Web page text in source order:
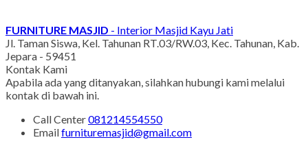
FURNITURE MASJID - Interior Masjid Kayu Jati
Jl. Taman Siswa, Kel. Tahunan RT.03/RW.03, Kec. Tahunan, Kab.
Jepara - 59451
Kontak Kami
Apabila ada yang ditanyakan, silahkan hubungi kami melalui
kontak di bawah ini.
Call Center081214554550
Emailfurnituremasjid@gmail.com